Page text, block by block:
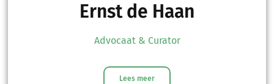
Ernst de Haan
Advocaat & Curator
Lees meer